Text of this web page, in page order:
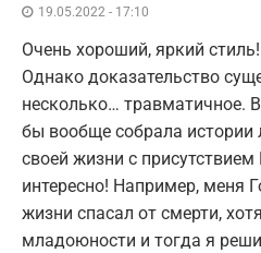
19.05.2022 - 17:10
Очень хороший, яркий
Однако доказательство
несколько… травматичное.
бы вообще собрала истории
своей жизни с
интересно! Например, меня
жизни спасал от смерти,
младоюности и тогда я